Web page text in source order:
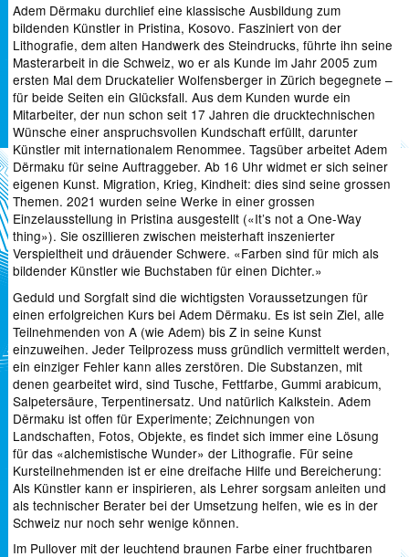
Adem Dërmaku durchlief eine klassische Ausbildung zum
bildenden Künstler in Pristina, Kosovo. Fasziniert von der
Lithografie, dem alten Handwerk des Steindrucks, führte ihn seine
Masterarbeit in die Schweiz, wo er als Kunde im Jahr 2005 zum
ersten Mal dem Druckatelier Wolfensberger in Zürich begegnete –
für beide Seiten ein Glücksfall. Aus dem Kunden wurde ein
Mitarbeiter, der nun schon seit 17 Jahren die drucktechnischen
Wünsche einer anspruchsvollen Kundschaft erfüllt, darunter
Künstler mit internationalem Renommee. Tagsüber arbeitet Adem
Dërmaku für seine Auftraggeber. Ab 16 Uhr widmet er sich seiner
eigenen Kunst. Migration, Krieg, Kindheit: dies sind seine grossen
Themen. 2021 wurden seine Werke in einer grossen
Einzelausstellung in Pristina ausgestellt («It’s not a One-Way
thing»). Sie oszillieren zwischen meisterhaft inszenierter
Verspieltheit und dräuender Schwere. «Farben sind für mich als
bildender Künstler wie Buchstaben für einen Dichter.»
Geduld und Sorgfalt sind die wichtigsten Voraussetzungen für
einen erfolgreichen Kurs bei Adem Dërmaku. Es ist sein Ziel, alle
Teilnehmenden von A (wie Adem) bis Z in seine Kunst
einzuweihen. Jeder Teilprozess muss gründlich vermittelt werden,
ein einziger Fehler kann alles zerstören. Die Substanzen, mit
denen gearbeitet wird, sind Tusche, Fettfarbe, Gummi arabicum,
Salpetersäure, Terpentinersatz. Und natürlich Kalkstein. Adem
Dërmaku ist offen für Experimente; Zeichnungen von
Landschaften, Fotos, Objekte, es findet sich immer eine Lösung
für das «alchemistische Wunder» der Lithografie. Für seine
Kursteilnehmenden ist er eine dreifache Hilfe und Bereicherung:
Als Künstler kann er inspirieren, als Lehrer sorgsam anleiten und
als technischer Berater bei der Umsetzung helfen, wie es in der
Schweiz nur noch sehr wenige können.
Im Pullover mit der leuchtend braunen Farbe einer fruchtbaren